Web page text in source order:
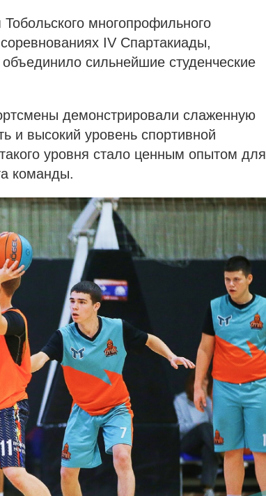
многопрофильного
IV Спартакиады,
сильнейшие студенческие
демонстрировали слаженную
и высокий уровень спортивной
уровня стало ценным опытом для
команды.